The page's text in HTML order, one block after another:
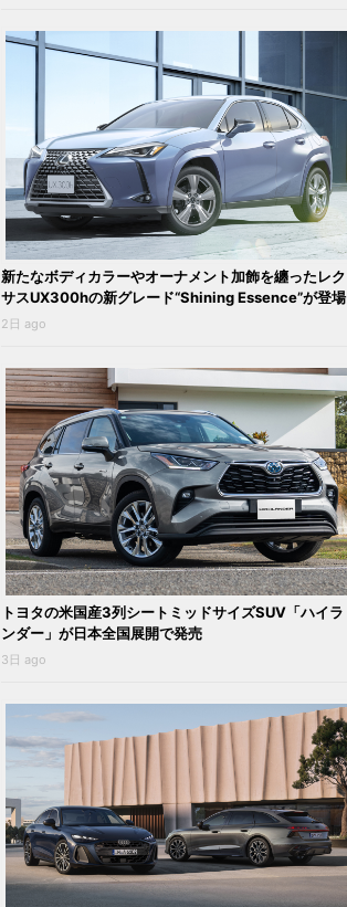
新たなボディカラーやオーナメント加飾を纏ったレク
サスUX300hの新グレード“Shining Essence”が登場
2日 ago
トヨタの米国産3列シートミッドサイズSUV「ハイラ
ンダー」が日本全国展開で発売
3日 ago